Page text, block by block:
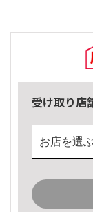
受け取り店
お店を選ぶ